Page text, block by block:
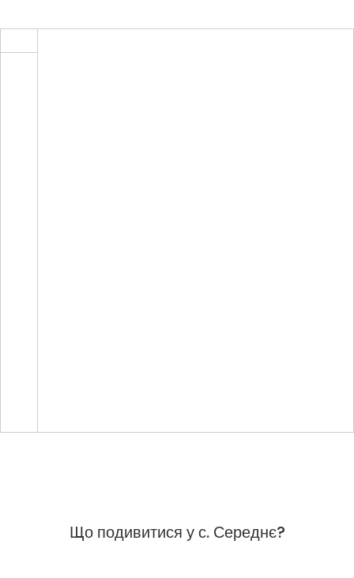
Що подивитися у с. Середнє?